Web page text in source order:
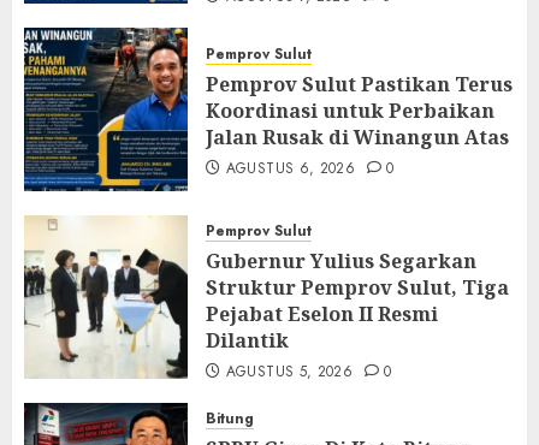
Pemprov Sulut
Pemprov Sulut Pastikan Terus
Koordinasi untuk Perbaikan
Jalan Rusak di Winangun Atas
AGUSTUS 6, 2026 0
Pemprov Sulut
Gubernur Yulius Segarkan
Struktur Pemprov Sulut, Tiga
Pejabat Eselon II Resmi
Dilantik
AGUSTUS 5, 2026 0
Bitung